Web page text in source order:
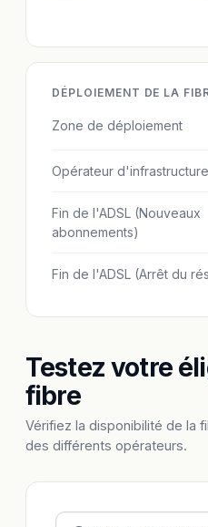
DÉPLOIEMENT DE LA
Zone de déploiement
Opérateur d'infrastructure
Fin de l'ADSL (Nouveaux
abonnements)
Fin de l'ADSL (Arrêt du
Testez votre
fibre
Vérifiez la disponibilité de la
des différents opérateurs.